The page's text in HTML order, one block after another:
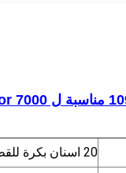
20 اسنان بكرة للقطع